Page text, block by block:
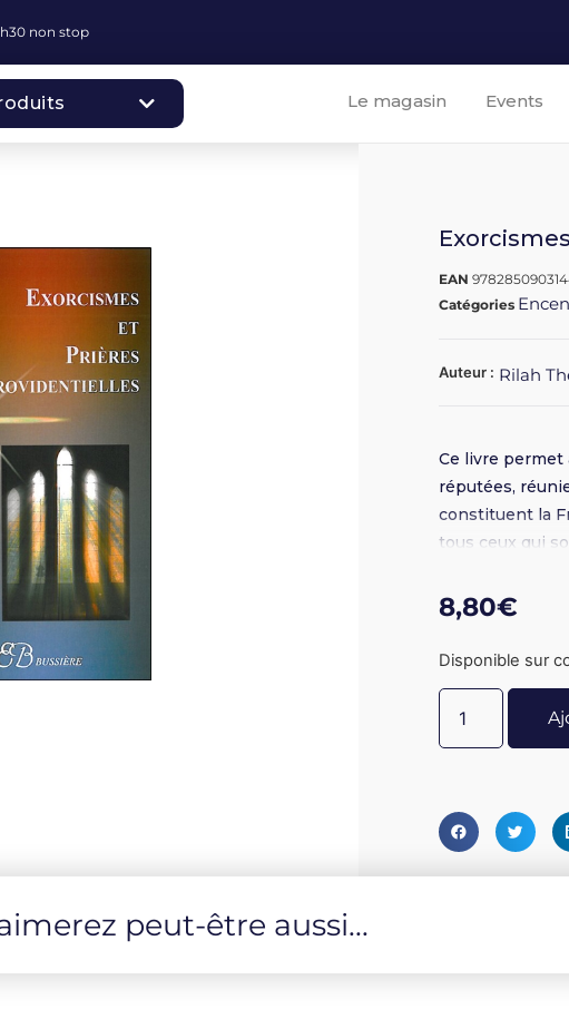
non stop
Le magasin Events
EAN
Catégories
Auteur : Rilah
Ce livre permet
réputées,
constituent la
tous ceux qui
8,80€
Disponible sur
peut-être aussi...